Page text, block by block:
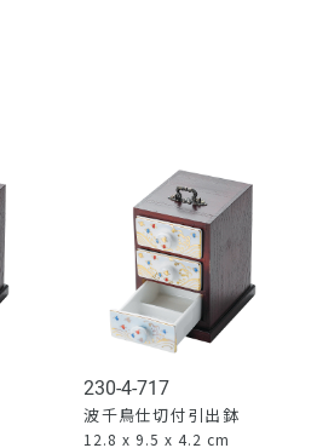
230-4-717
波千鳥仕切付引出鉢
12.8 x 9.5 x 4.2 cm